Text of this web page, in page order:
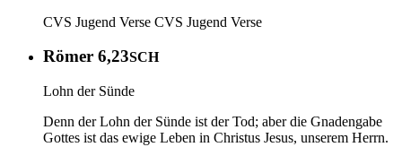
CVS Jugend Verse CVS Jugend Verse
Römer 6,23SCH
Lohn der Sünde
Denn der Lohn der Sünde ist der Tod; aber die Gnadengabe
Gottes ist das ewige Leben in Christus Jesus, unserem Herrn.